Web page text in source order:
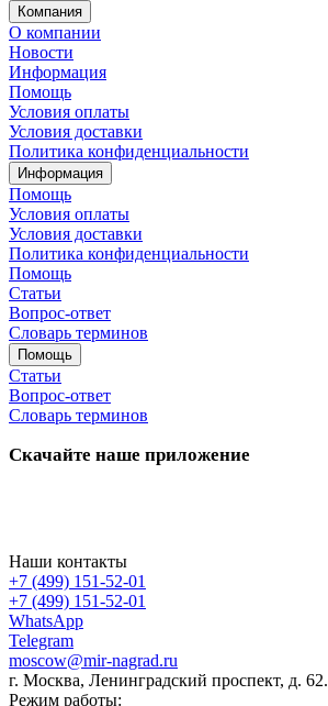
Компания
О компании
Новости
Информация
Помощь
Условия оплаты
Условия доставки
Политика конфиденциальности
Информация
Помощь
Условия оплаты
Условия доставки
Политика конфиденциальности
Помощь
Статьи
Вопрос-ответ
Словарь терминов
Помощь
Статьи
Вопрос-ответ
Словарь терминов
Скачайте наше приложение
Наши контакты
+7 (499) 151-52-01
+7 (499) 151-52-01
WhatsApp
Telegram
moscow@mir-nagrad.ru
г. Москва, Ленинградский проспект, д. 62.
Режим работы: